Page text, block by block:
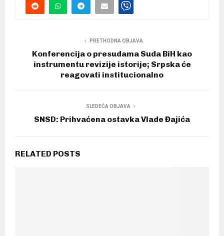
PRETHODNA OBJAVA
Konferencija o presudama Suda BiH kao
instrumentu revizije istorije; Srpska će
reagovati institucionalno
SLEDEĆA OBJAVA
SNSD: Prihvaćena ostavka Vlade Đajića
RELATED POSTS